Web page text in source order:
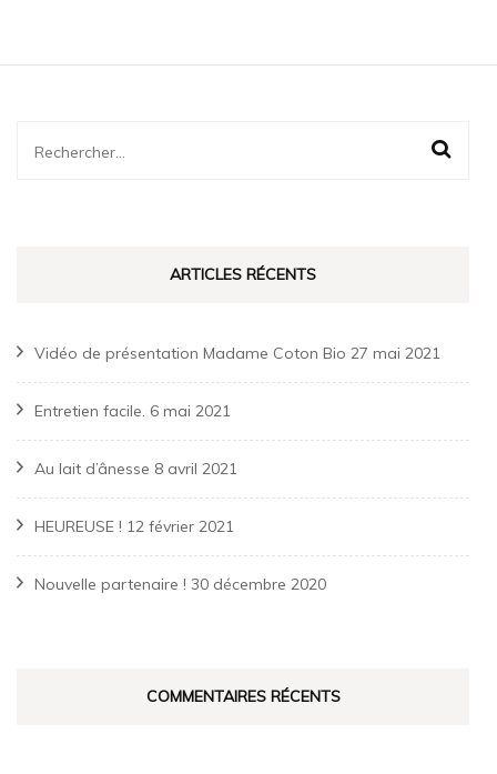
Rechercher :
ARTICLES RÉCENTS
Vidéo de présentation Madame Coton Bio 27 mai 2021
Entretien facile. 6 mai 2021
Au lait d’ânesse 8 avril 2021
HEUREUSE ! 12 février 2021
Nouvelle partenaire ! 30 décembre 2020
COMMENTAIRES RÉCENTS